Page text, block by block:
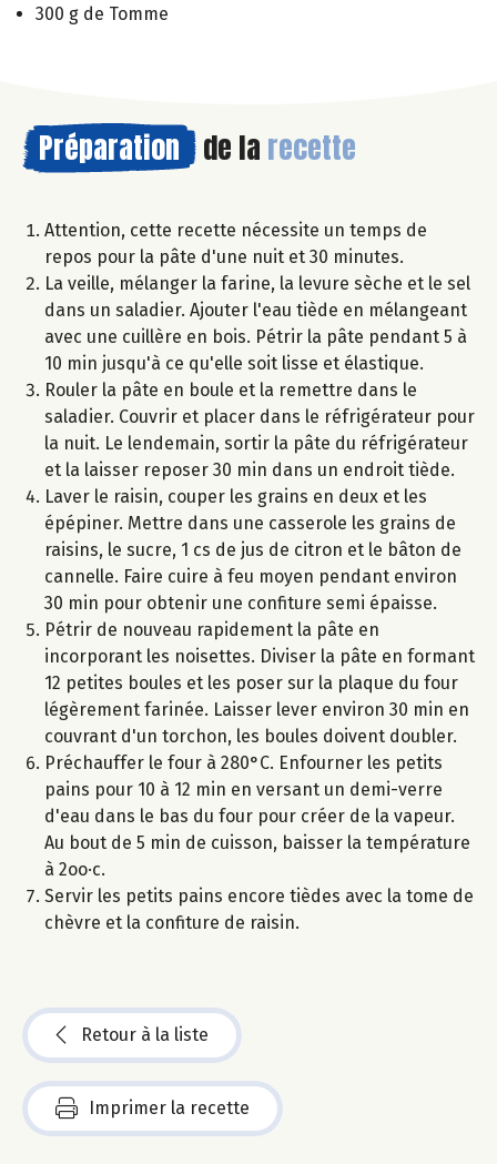
300 g de Tomme
Préparation de la recette
Attention, cette recette nécessite un temps de
repos pour la pâte d'une nuit et 30 minutes.
La veille, mélanger la farine, la levure sèche et le sel
dans un saladier. Ajouter l'eau tiède en mélangeant
avec une cuillère en bois. Pétrir la pâte pendant 5 à
10 min jusqu'à ce qu'elle soit lisse et élastique.
Rouler la pâte en boule et la remettre dans le
saladier. Couvrir et placer dans le réfrigérateur pour
la nuit. Le lendemain, sortir la pâte du réfrigérateur
et la laisser reposer 30 min dans un endroit tiède.
Laver le raisin, couper les grains en deux et les
épépiner. Mettre dans une casserole les grains de
raisins, le sucre, 1 cs de jus de citron et le bâton de
cannelle. Faire cuire à feu moyen pendant environ
30 min pour obtenir une confiture semi épaisse.
Pétrir de nouveau rapidement la pâte en
incorporant les noisettes. Diviser la pâte en formant
12 petites boules et les poser sur la plaque du four
légèrement farinée. Laisser lever environ 30 min en
couvrant d'un torchon, les boules doivent doubler.
Préchauffer le four à 280°C. Enfourner les petits
pains pour 10 à 12 min en versant un demi-verre
d'eau dans le bas du four pour créer de la vapeur.
Au bout de 5 min de cuisson, baisser la température
à 2oo·c.
Servir les petits pains encore tièdes avec la tome de
chèvre et la confiture de raisin.
Retour à la liste
Imprimer la recette